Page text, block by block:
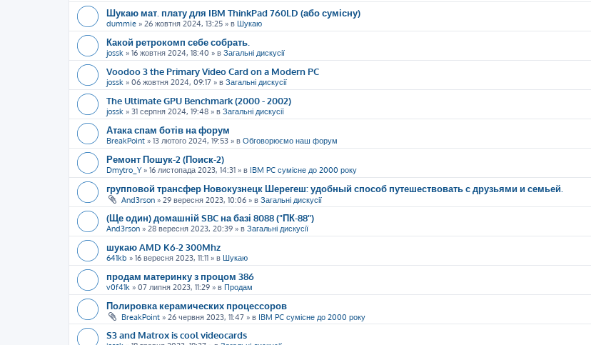
Шукаю мат. плату для IBM ThinkPad 760LD (або сумісну)
dummie » 26 жовтня 2024, 13:25 » в Шукаю
Какой ретрокомп себе собрать.
jossk » 16 жовтня 2024, 18:40 » в Загальні дискусії
Voodoo 3 the Primary Video Card on a Modern PC
jossk » 06 жовтня 2024, 09:17 » в Загальні дискусії
The Ultimate GPU Benchmark (2000 - 2002)
jossk » 31 серпня 2024, 19:48 » в Загальні дискусії
Атака спам ботів на форум
BreakPoint » 13 лютого 2024, 19:53 » в Обговорюємо наш форум
Ремонт Пошук-2 (Поиск-2)
Dmytro_Y» 16 листопада 2023, 14:31 » в IBM PC сумісне до 2000 року
групповой трансфер Новокузнецк Шерегеш: удобный способ путешествовать с друзьями и семьей.
And3rson » 29 вересня 2023, 10:06 » в Загальні дискусії
(Ще один) домашній SBC на базі 8088 ("ПК-88")
And3rson » 28 вересня 2023, 20:39 » в Загальні дискусії
шукаю AMD K6-2 300Mhz
641kb » 16 вересня 2023, 11:11 » в Шукаю
продам материнку з процом 386
v0f41k » 07 липня 2023, 11:29 » в Продам
Полировка керамических процессоров
BreakPoint » 26 червня 2023, 11:47 » в IBM PC сумісне до 2000 року
S3 and Matrox is cool videocards